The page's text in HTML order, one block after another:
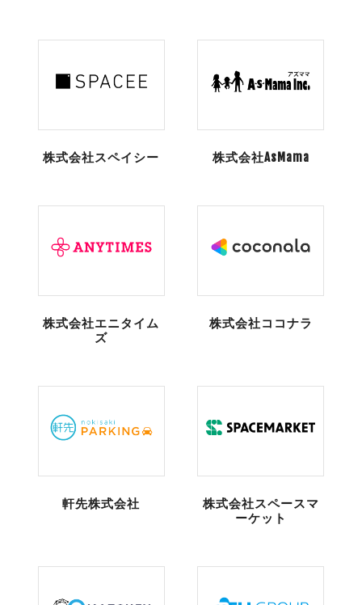
株式会社スペイシー 株式会社AsMama
株式会社エニタイム
ズ
株式会社ココナラ
軒先株式会社
株式会社スペースマ
ーケット